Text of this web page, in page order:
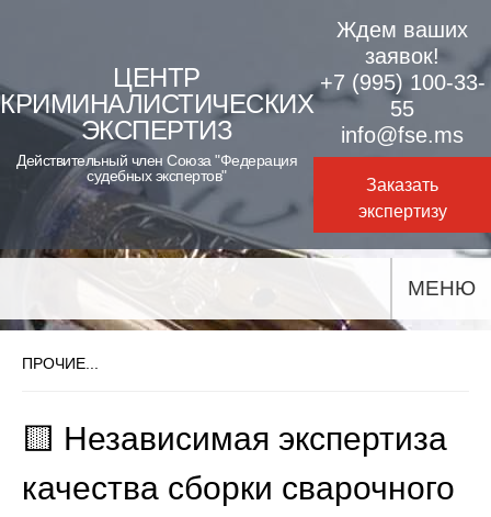
content
ЦЕНТР
КРИМИНАЛИСТИЧЕСКИХ
ЭКСПЕРТИЗ
Действительный член Союза "Федерация
судебных экспертов"
Ждем ваших
заявок!
+7 (995) 100-33-
55
info@fse.ms
Заказать
экспертизу
МЕНЮ
ПРОЧИЕ...
🟨 Независимая экспертиза
качества сборки сварочного